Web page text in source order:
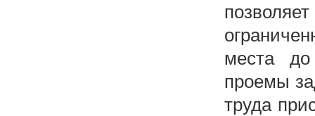
места
проемы
труда